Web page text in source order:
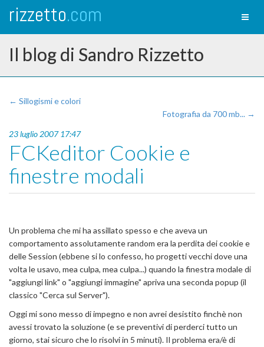
rizzetto.com
Il blog di Sandro Rizzetto
← Sillogismi e colori
Fotografia da 700 mb... →
23 luglio 2007 17:47
FCKeditor Cookie e
finestre modali
Un problema che mi ha assillato spesso e che aveva un
comportamento assolutamente random era la perdita dei cookie e
delle Session (ebbene si lo confesso, ho progetti vecchi dove una
volta le usavo, mea culpa, mea culpa...) quando la finestra modale di
"aggiungi link" o "aggiungi immagine" apriva una seconda popup (il
classico "Cerca sul Server").
Oggi mi sono messo di impegno e non avrei desistito finchè non
avessi trovato la soluzione (e se preventivi di perderci tutto un
giorno, stai sicuro che lo risolvi in 5 minuti). Il problema era/è di